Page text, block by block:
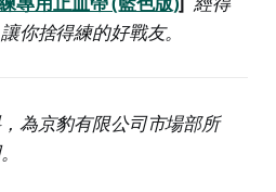
你捨得練的好戰友。
為京豹有限公司市場部所